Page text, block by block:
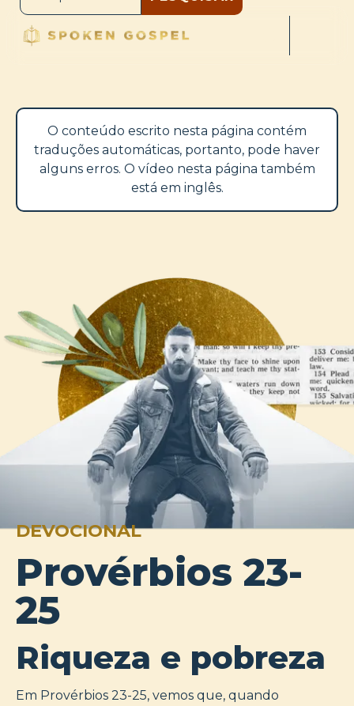
O conteúdo escrito nesta página contém
traduções automáticas, portanto, pode haver
alguns erros. O vídeo nesta página também
está em inglês.
DEVOCIONAL
Provérbios 23-
25
Riqueza e pobreza
Em Provérbios 23-25, vemos que, quando